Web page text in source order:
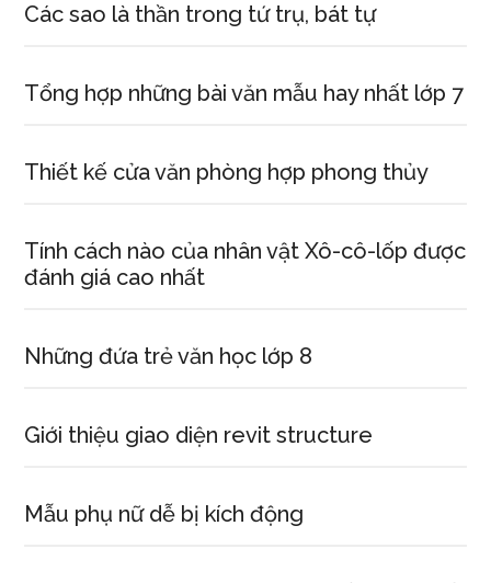
Các sao là thần trong tứ trụ, bát tự
Tổng hợp những bài văn mẫu hay nhất lớp 7
Thiết kế cửa văn phòng hợp phong thủy
Tính cách nào của nhân vật Xô-cô-lốp được
đánh giá cao nhất
Những đứa trẻ văn học lớp 8
Giới thiệu giao diện revit structure
Mẫu phụ nữ dễ bị kích động